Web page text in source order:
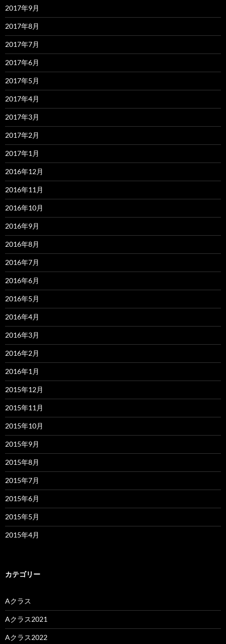
2017年9月
2017年8月
2017年7月
2017年6月
2017年5月
2017年4月
2017年3月
2017年2月
2017年1月
2016年12月
2016年11月
2016年10月
2016年9月
2016年8月
2016年7月
2016年6月
2016年5月
2016年4月
2016年3月
2016年2月
2016年1月
2015年12月
2015年11月
2015年10月
2015年9月
2015年8月
2015年7月
2015年6月
2015年5月
2015年4月
カテゴリー
Aクラス
Aクラス2021
Aクラス2022